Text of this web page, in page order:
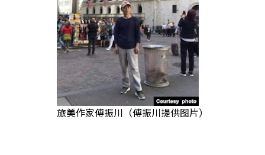
旅美作家傅振川（傅振川提供图片）